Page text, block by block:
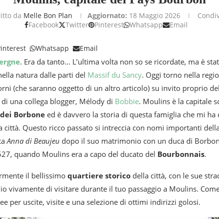
da Melle Bon Plan Aggiornato: 18 Maggio 2026
Facebook
Twitter Pinterest Whatsapp Email
Whatsapp Email
. Era da tanto… L’ultima volta non so se ricordate, ma è
natura dalle parti del Massif du Sancy. Oggi torno nella
(che saranno oggetto di un altro articolo) su invito proprio
una collega blogger, Mélody di Bobbie. Moulins è la capitale
Borbone ed è davvero la storia di questa famiglia che mi
città. Questo ricco passato si intreccia con nomi importanti
Anna di Beaujeu dopo il suo matrimonio con un duca di
quando Moulins era a capo del ducato del Bourbonnais.
il bellissimo quartiere storico della città, con le sue
vivamente di visitare durante il tuo passaggio a Moulins.
per uscite, visite e una selezione di ottimi indirizzi golosi.